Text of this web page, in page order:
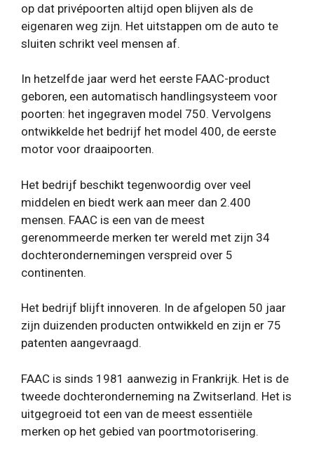
op dat privépoorten altijd open blijven als de
eigenaren weg zijn. Het uitstappen om de auto te
sluiten schrikt veel mensen af.
In hetzelfde jaar werd het eerste FAAC-product
geboren, een automatisch handlingsysteem voor
poorten: het ingegraven model 750. Vervolgens
ontwikkelde het bedrijf het model 400, de eerste
motor voor draaipoorten.
Het bedrijf beschikt tegenwoordig over veel
middelen en biedt werk aan meer dan 2.400
mensen. FAAC is een van de meest
gerenommeerde merken ter wereld met zijn 34
dochterondernemingen verspreid over 5
continenten.
Het bedrijf blijft innoveren. In de afgelopen 50 jaar
zijn duizenden producten ontwikkeld en zijn er 75
patenten aangevraagd.
FAAC is sinds 1981 aanwezig in Frankrijk. Het is de
tweede dochteronderneming na Zwitserland. Het is
uitgegroeid tot een van de meest essentiële
merken op het gebied van poortmotorisering.